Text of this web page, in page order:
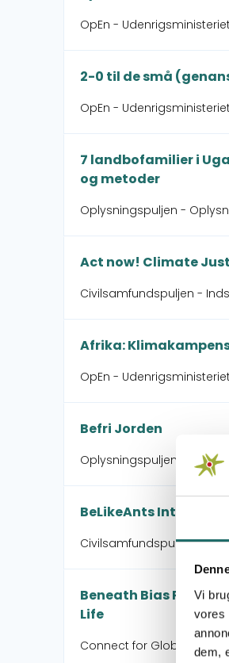
Vi
vores
dem,
OpEn -
2-0 til de små
OpEn -
7 landbofamilier i
og metoder
Oplysningspuljen -
Act now! Climate
Civilsamfundspuljen -
Afrika:
OpEn -
Befri Jorden
Oplysningspuljen -
BeLikeAnts
Civilsamfundspuljen -
Beneath Bias
Life
Connect for Global